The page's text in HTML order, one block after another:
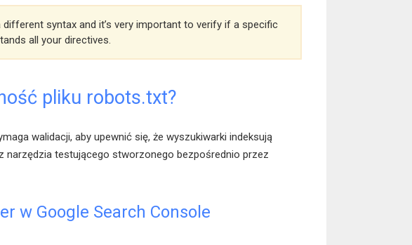
different syntax and it’s very important to verify if a specific
all your directives.
pliku robots.txt?
walidacji, aby upewnić się, że wyszukiwarki indeksują
narzędzia testującego stworzonego bezpośrednio przez
w Google Search Console